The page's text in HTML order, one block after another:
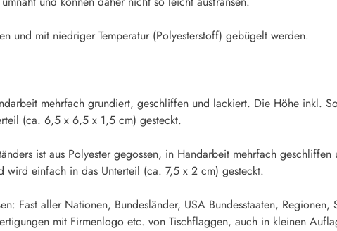
und mit niedriger Temperatur (Polyesterstoff) gebügelt werden.
mehrfach grundiert, geschliffen und lackiert. Die Höhe inkl.
(ca. 6,5 x 6,5 x 1,5 cm) gesteckt.
ist aus Polyester gegossen, in Handarbeit mehrfach
wird einfach in das Unterteil (ca. 7,5 x 2 cm) gesteckt.
Fast aller Nationen, Bundesländer, USA Bundesstaaten,
mit Firmenlogo etc. von Tischflaggen, auch in kleinen